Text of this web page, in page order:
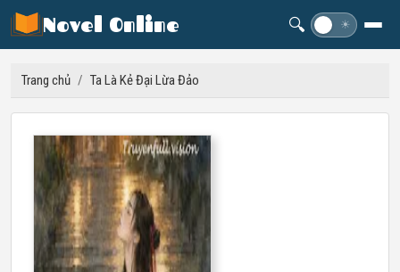
Novel Online 🔍 ☀
Trang chủ / Ta Là Kẻ Đại Lừa Đảo